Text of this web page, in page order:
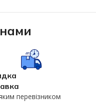
перевізником